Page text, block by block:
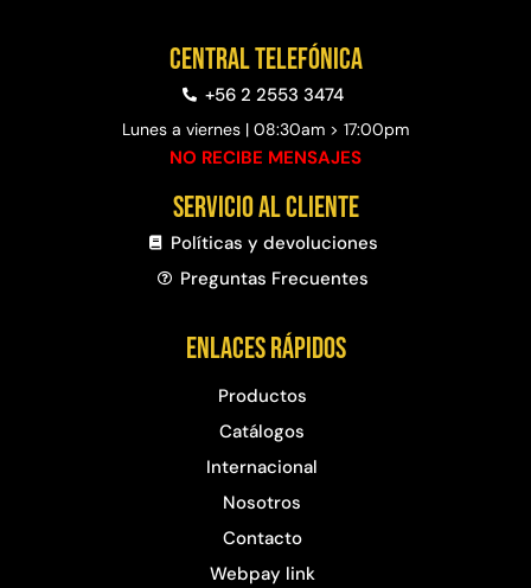
Central telefónica
+56 2 2553 3474
Lunes a viernes | 08:30am > 17:00pm
NO RECIBE MENSAJES
Servicio al cliente
Políticas y devoluciones
Preguntas Frecuentes​
Enlaces rápidos
Productos
Catálogos
Internacional
Nosotros
Contacto
Webpay link